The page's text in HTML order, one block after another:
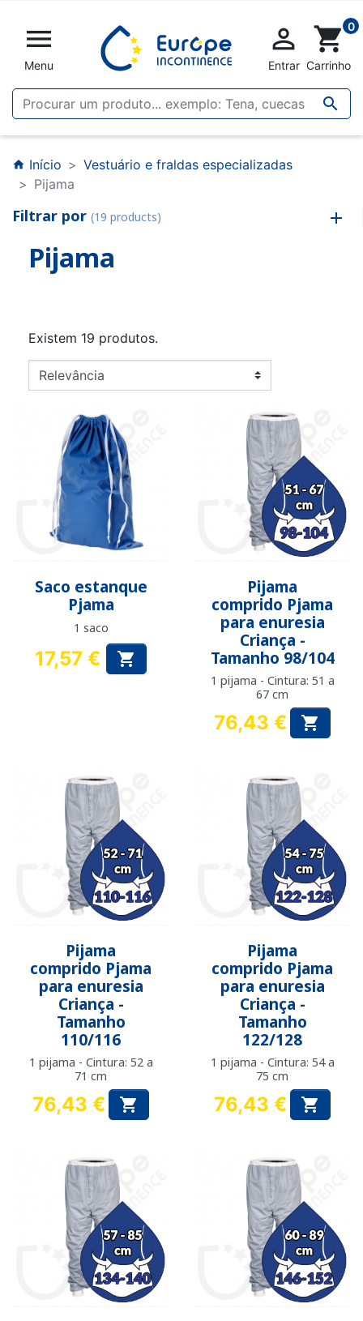

Menu


Entrar
shopping_cart 0
Carrinho
home Início
Vestuário e fraldas especializadas
Pijama
Filtrar por (19 products)
Pijama
Existem 19 produtos.
Saco estanque
Pjama
1 saco
Preço
17,57 € 
Pijama
comprido Pjama
para enuresia
Criança -
Tamanho 98/104
1 pijama - Cintura: 51 a
67 cm
Preço
76,43 € 
Pijama
comprido Pjama
para enuresia
Criança -
Tamanho
110/116
1 pijama - Cintura: 52 a
71 cm
Preço
76,43 € 
Pijama
comprido Pjama
para enuresia
Criança -
Tamanho
122/128
1 pijama - Cintura: 54 a
75 cm
Preço
76,43 € 